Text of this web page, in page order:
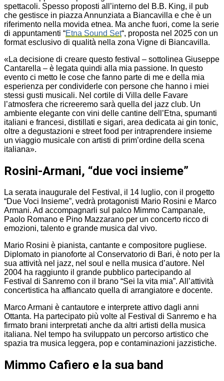
spettacoli. Spesso proposti all’interno del B.B. King, il pub
che gestisce in piazza Annunziata a Biancavilla e che è un
riferimento nella movida etnea. Ma anche fuori, come la serie
di appuntamenti “Etna Sound Set“, proposta nel 2025 con un
format esclusivo di qualità nella zona Vigne di Biancavilla.
«La decisione di creare questo festival – sottolinea Giuseppe
Cantarella – è legata quindi alla mia passione. In questo
evento ci metto le cose che fanno parte di me e della mia
esperienza per condividerle con persone che hanno i miei
stessi gusti musicali. Nel cortile di Villa delle Favare
l’atmosfera che ricreeremo sarà quella del jazz club. Un
ambiente elegante con vini delle cantine dell’Etna, spumanti
italiani e francesi, distillati e sigari, area dedicata ai gin tonic,
oltre a degustazioni e street food per intraprendere insieme
un viaggio musicale con artisti di prim’ordine della scena
italiana».
Rosini-Armani, “due voci insieme”
La serata inaugurale del Festival, il 14 luglio, con il progetto
“Due Voci Insieme”, vedrà protagonisti Mario Rosini e Marco
Armani. Ad accompagnarli sul palco Mimmo Campanale,
Paolo Romano e Pino Mazzarano per un concerto ricco di
emozioni, talento e grande musica dal vivo.
Mario Rosini è pianista, cantante e compositore pugliese.
Diplomato in pianoforte al Conservatorio di Bari, è noto per la
sua attività nel jazz, nel soul e nella musica d’autore. Nel
2004 ha raggiunto il grande pubblico partecipando al
Festival di Sanremo con il brano “Sei la vita mia”. All’attività
concertistica ha affiancato quella di arrangiatore e docente.
Marco Armani è cantautore e interprete attivo dagli anni
Ottanta. Ha partecipato più volte al Festival di Sanremo e ha
firmato brani interpretati anche da altri artisti della musica
italiana. Nel tempo ha sviluppato un percorso artistico che
spazia tra musica leggera, pop e contaminazioni jazzistiche.
Mimmo Cafiero e la sua band